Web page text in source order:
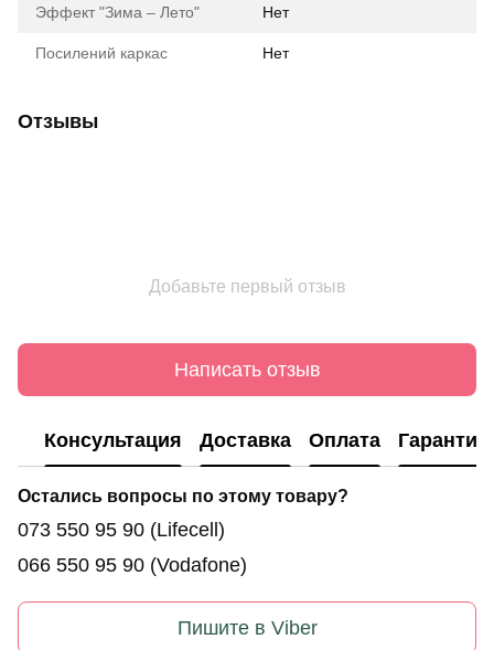
Эффект "Зима – Лето" Нет
Посилений каркас Нет
Отзывы
Добавьте первый отзыв
Написать отзыв
Консультация Доставка Оплата Гарантия
Остались вопросы по этому товару?
073 550 95 90 (Lifecell)
066 550 95 90 (Vodafone)
Пишите в Viber